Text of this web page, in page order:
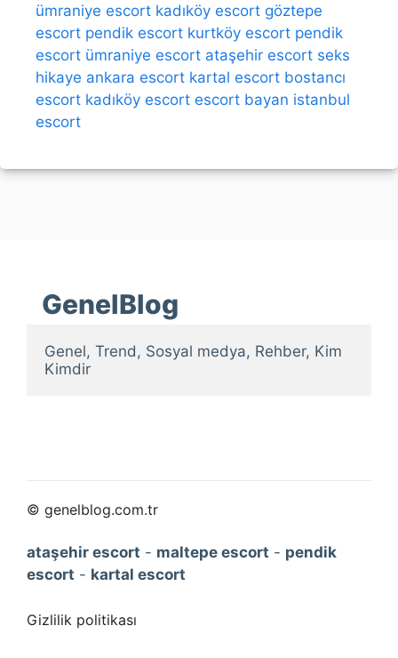
ümraniye escort kadıköy escort göztepe
escort pendik escort kurtköy escort pendik
escort ümraniye escort ataşehir escort seks
hikaye ankara escort kartal escort bostancı
escort kadıköy escort escort bayan istanbul
escort
GenelBlog
Genel, Trend, Sosyal medya, Rehber, Kim
Kimdir
© genelblog.com.tr
ataşehir escort - maltepe escort - pendik
escort - kartal escort
Gizlilik politikası